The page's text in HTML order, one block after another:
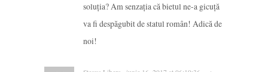
soluția? Am senzația că bietul ne-a gicuță
va fi despăgubit de statul român! Adică de
noi!